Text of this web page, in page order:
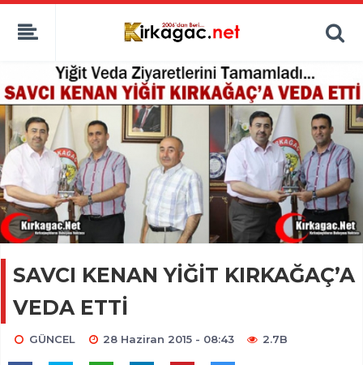
SAVCI KENAN YİĞİT KIRKAĞAÇ’A
VEDA ETTİ
GÜNCEL 28 Haziran 2015 - 08:43 2.7B